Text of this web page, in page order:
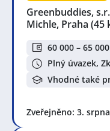
Greenbuddies,
Michle, Praha (45
60 000 – 65
Plný úvazek,
Vhodné také
Zveřejněno: 3. srpna